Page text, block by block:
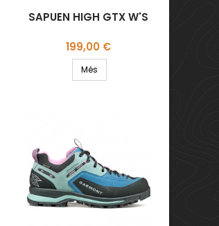
SAPUEN HIGH GTX W'S
Preu
199,00 €
Més